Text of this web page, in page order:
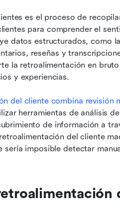
es el proceso de
para comprender el
datos estructurados, como
reseñas y
la retroalimentación en
y experiencias.
del cliente combina revisión
herramientas de análisis
de información a
del cliente
imposible detectar